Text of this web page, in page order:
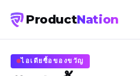
ProductNation
ไอเดียซื้อของขวัญ